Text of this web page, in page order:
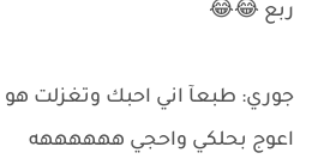
ربع 😂😂
جوري: طبعآ اني احبك وتغزلت هو
اعوج بحلكي واحجي ههههههه